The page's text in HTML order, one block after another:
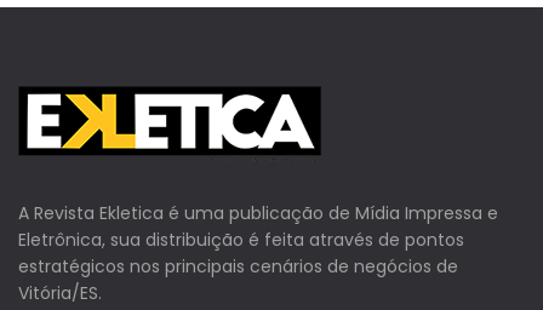
A Revista Ekletica é uma publicação de Mídia Impressa e
Eletrônica, sua distribuição é feita através de pontos
estratégicos nos principais cenários de negócios de
Vitória/ES.